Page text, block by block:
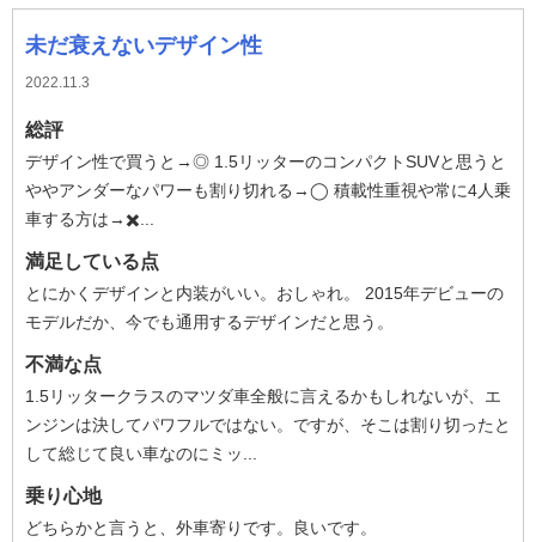
未だ衰えないデザイン性
2022.11.3
総評
デザイン性で買うと→◎ 1.5リッターのコンパクトSUVと思うと
ややアンダーなパワーも割り切れる→◯ 積載性重視や常に4人乗
車する方は→✖️...
満足している点
とにかくデザインと内装がいい。おしゃれ。 2015年デビューの
モデルだか、今でも通用するデザインだと思う。
不満な点
1.5リッタークラスのマツダ車全般に言えるかもしれないが、エ
ンジンは決してパワフルではない。ですが、そこは割り切ったと
して総じて良い車なのにミッ...
乗り心地
どちらかと言うと、外車寄りです。良いです。